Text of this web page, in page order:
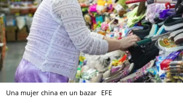
Una mujer china en un bazar EFE